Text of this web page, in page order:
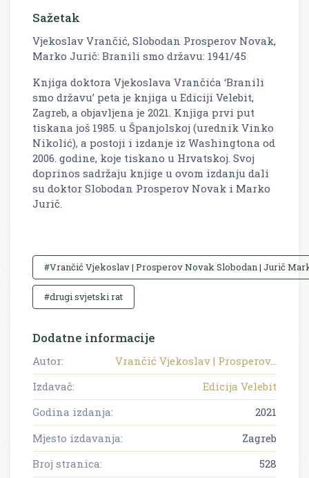
Sažetak
Vjekoslav Vrančić, Slobodan Prosperov Novak,
Marko Jurič: Branili smo državu: 1941/45
Knjiga doktora Vjekoslava Vrančića ‘Branili
smo državu’ peta je knjiga u Ediciji Velebit,
Zagreb, a objavljena je 2021. Knjiga prvi put
tiskana još 1985. u Španjolskoj (urednik Vinko
Nikolić), a postoji i izdanje iz Washingtona od
2006. godine, koje tiskano u Hrvatskoj. Svoj
doprinos sadržaju knjige u ovom izdanju dali
su doktor Slobodan Prosperov Novak i Marko
Jurič.
#Vrančić Vjekoslav | Prosperov Novak Slobodan | Jurič
#drugi svjetski rat
Dodatne informacije
Autor:
Vrančić Vjekoslav | Prosperov...
Izdavač:
Edicija Velebit
Godina izdanja:
2021
Mjesto izdavanja:
Zagreb
Broj stranica:
528